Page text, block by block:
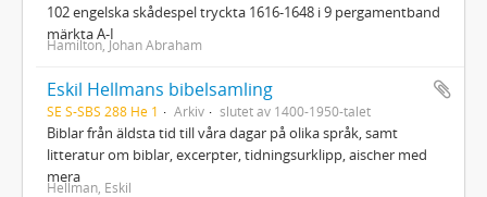
102 engelska skådespel tryckta 1616-1648 i 9 pergamentband
märkta A-I
Hamilton, Johan Abraham
Eskil Hellmans bibelsamling
SE S-SBS 288 He 1 Arkiv slutet av 1400-1950-talet
Biblar från äldsta tid till våra dagar på olika språk, samt
litteratur om biblar, excerpter, tidningsurklipp, aischer med
mera
Hellman, Eskil